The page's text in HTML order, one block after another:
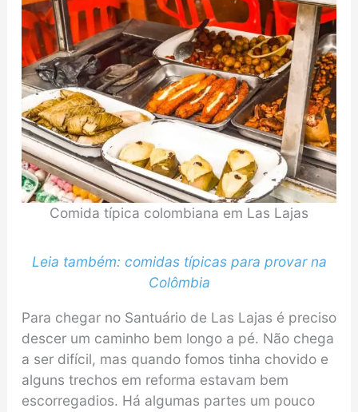
Comida típica colombiana em Las Lajas
Leia também: comidas típicas para provar na
Colômbia
Para chegar no Santuário de Las Lajas é preciso
descer um caminho bem longo a pé. Não chega
a ser difícil, mas quando fomos tinha chovido e
alguns trechos em reforma estavam bem
escorregadios. Há algumas partes um pouco